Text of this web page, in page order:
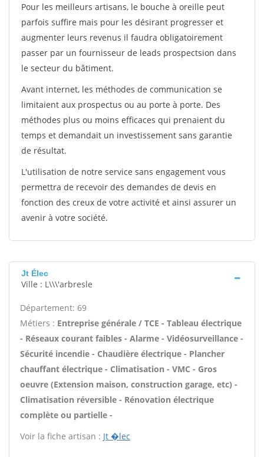
Pour les meilleurs artisans, le bouche à oreille peut
parfois suffire mais pour les désirant progresser et
augmenter leurs revenus il faudra obligatoirement
passer par un fournisseur de leads prospectsion dans
le secteur du bâtiment.
Avant internet, les méthodes de communication se
limitaient aux prospectus ou au porte à porte. Des
méthodes plus ou moins efficaces qui prenaient du
temps et demandait un investissement sans garantie
de résultat.
L'utilisation de notre service sans engagement vous
permettra de recevoir des demandes de devis en
fonction des creux de votre activité et ainsi assurer un
avenir à votre société.
Jt Élec
Ville : L\\\'arbresle
Département: 69
Métiers : Entreprise générale / TCE - Tableau électrique
- Réseaux courant faibles - Alarme - Vidéosurveillance -
Sécurité incendie - Chaudière électrique - Plancher
chauffant électrique - Climatisation - VMC - Gros
oeuvre (Extension maison, construction garage, etc) -
Climatisation réversible - Rénovation électrique
complète ou partielle -
Voir la fiche artisan : Jt �lec